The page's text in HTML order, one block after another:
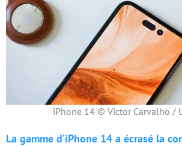
iPhone 14 © Victor Carvalho /
La gamme d’iPhone 14 a écrasé la